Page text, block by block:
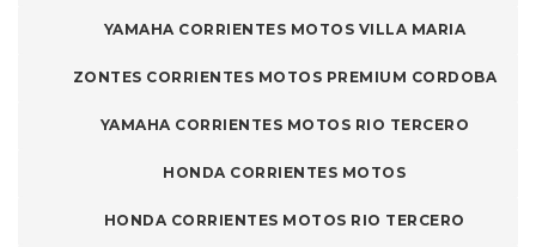
YAMAHA CORRIENTES MOTOS VILLA MARIA
ZONTES CORRIENTES MOTOS PREMIUM CORDOBA
YAMAHA CORRIENTES MOTOS RIO TERCERO
HONDA CORRIENTES MOTOS
HONDA CORRIENTES MOTOS RIO TERCERO